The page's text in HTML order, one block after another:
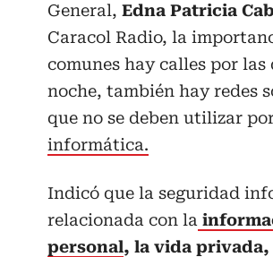
General, Edna Patricia
Caracol Radio, la
comunes hay calles por
noche, también hay redes
que no se deben utilizar
informática.
Indicó que la seguridad
relacionada con la
personal, la vida privada,